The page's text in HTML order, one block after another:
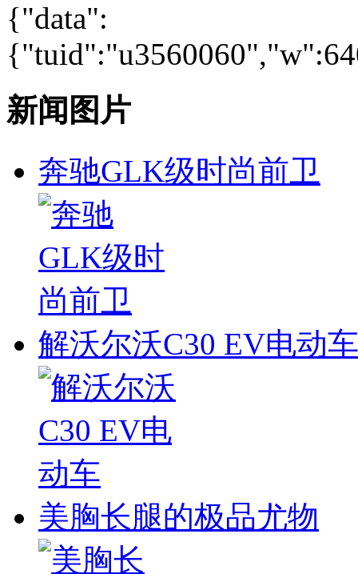
{"data":
新闻图片
奔驰GLK级时尚前卫
解沃尔沃C30 EV电动车
美胸长腿的极品尤物